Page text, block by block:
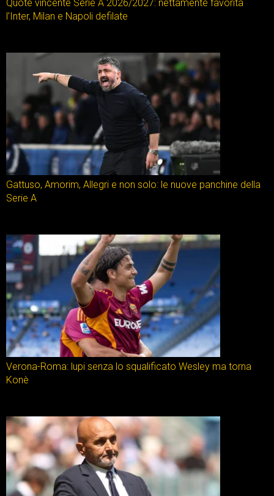
Quote vincente Serie A 2026/2027: nettamente favorita
l’Inter, Milan e Napoli defilate
Gattuso, Amorim, Allegri e non solo: le nuove panchine della
Serie A
Verona-Roma: lupi senza lo squalificato Wesley ma torna
Konè